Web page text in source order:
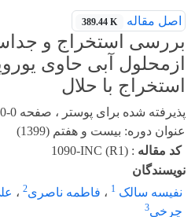
اصل مقاله 389.44 K
بررسی استخراج و
ازمحلول آبی حاوی
استخراج با حلال
پذیرفته شده برای پوستر ، صفحه 0-0 (
عنوان دوره: بیست و هفتم (1399)
کد مقاله :
1090-INC (R1)
نویسندگان
نفیسه سالک 1 ، فاطمه ناصری2 ،
چرخی3